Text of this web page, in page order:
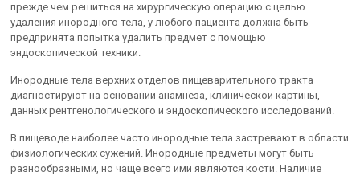
прежде чем решиться на хирургическую операцию с целью
удаления инородного тела, у любого пациента должна быть
предпринята попытка удалить предмет с помощью
эндоскопической техники.
Инородные тела верхних отделов пищеварительного тракта
диагностируют на основании анамнеза, клинической картины,
данных рентгенологического и эндоскопического исследований.
В пищеводе наиболее часто инородные тела застревают в области
физиологических сужений. Инородные предметы могут быть
разнообразными, но чаще всего ими являются кости. Наличие